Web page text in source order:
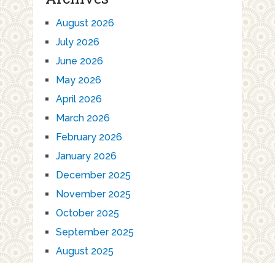
August 2026
July 2026
June 2026
May 2026
April 2026
March 2026
February 2026
January 2026
December 2025
November 2025
October 2025
September 2025
August 2025